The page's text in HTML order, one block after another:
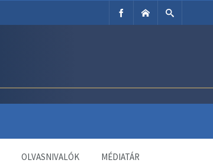
OLVASNIVALÓK MÉDIATÁR